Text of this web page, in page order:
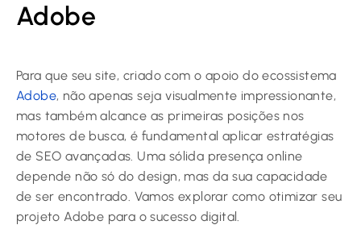
Adobe
Para que seu site, criado com o apoio do ecossistema
Adobe, não apenas seja visualmente impressionante,
mas também alcance as primeiras posições nos
motores de busca, é fundamental aplicar estratégias
de SEO avançadas. Uma sólida presença online
depende não só do design, mas da sua capacidade
de ser encontrado. Vamos explorar como otimizar seu
projeto Adobe para o sucesso digital.